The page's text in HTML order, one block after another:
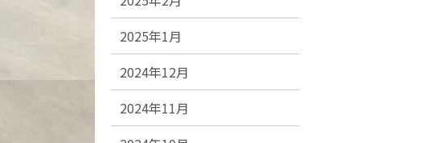
2025年1月
2024年12月
2024年11月